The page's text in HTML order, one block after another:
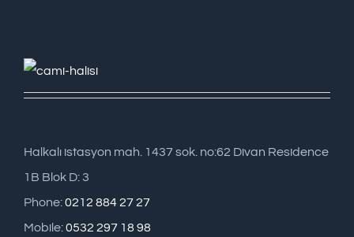
Halkalı istasyon mah. 1437 sok. no:62 Divan Residence
1B Blok D: 3
Phone:0212 884 27 27
Mobile:0532 297 18 98